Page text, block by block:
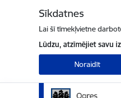
Sīkdatnes
Lai šī tīmekļvietne
Lūdzu, atzīmējiet savu
Noraidīt